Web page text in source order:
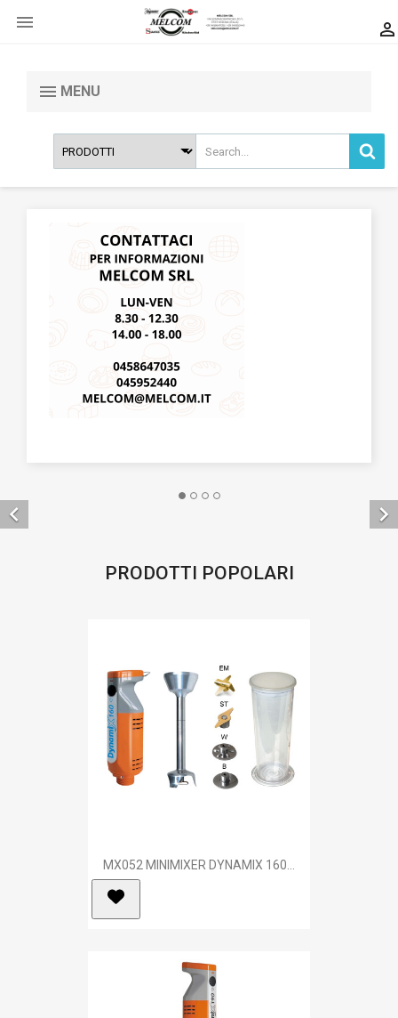
 
MENU
 
PRODOTTI POPOLARI
MX052 MINIMIXER DYNAMIX 160...